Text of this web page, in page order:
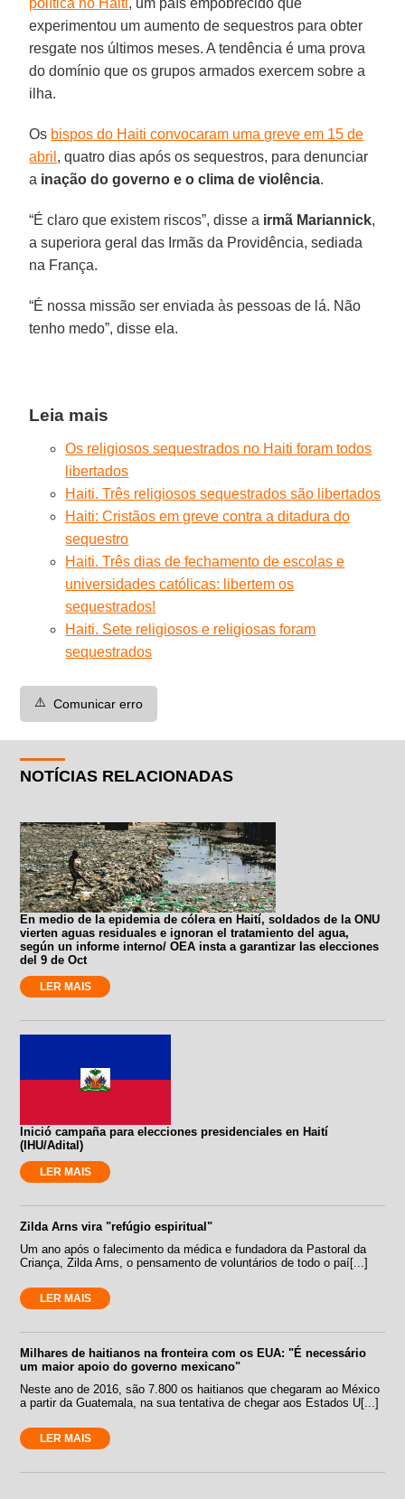
experimentou um aumento de sequestros para obter
resgate nos últimos meses. A tendência é uma prova
do domínio que os grupos armados exercem sobre a
ilha.
Os bispos do Haiti convocaram uma greve em 15 de
abril , quatro dias após os sequestros, para denunciar
a inação do governo e o clima de violência.
“É claro que existem riscos”, disse a irmã Mariannick,
a superiora geral das Irmãs da Providência, sediada
na França.
“É nossa missão ser enviada às pessoas de lá. Não
tenho medo”, disse ela.
Leia mais
Os religiosos sequestrados no Haiti foram todos
libertados
Haiti. Três religiosos sequestrados são libertados
Haiti: Cristãos em greve contra a ditadura do
sequestro
Haiti. Três dias de fechamento de escolas e
universidades católicas: libertem os
sequestrados!
Haiti. Sete religiosos e religiosas foram
sequestrados
⚠️ Comunicar erro
NOTÍCIAS RELACIONADAS
En medio de la epidemia de cólera en Haití, soldados de la ONU
vierten aguas residuales e ignoran el tratamiento del agua,
según un informe interno/ OEA insta a garantizar las elecciones
del 9 de Oct
LER MAIS
Inició campaña para elecciones presidenciales en Haití
(IHU/Adital)
LER MAIS
Zilda Arns vira "refúgio espiritual"
Um ano após o falecimento da médica e fundadora da Pastoral da
Criança, Zilda Arns, o pensamento de voluntários de todo o paí[...]
LER MAIS
Milhares de haitianos na fronteira com os EUA: "É necessário
um maior apoio do governo mexicano"
Neste ano de 2016, são 7.800 os haitianos que chegaram ao México
a partir da Guatemala, na sua tentativa de chegar aos Estados U[...]
LER MAIS